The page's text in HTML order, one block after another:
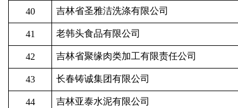
40 吉林省圣雅洁洗涤有限公司
41 老韩头食品有限公司
42 吉林省聚缘肉类加工有限责任公司
43 长春铸诚集团有限公司
44 吉林亚泰水泥有限公司